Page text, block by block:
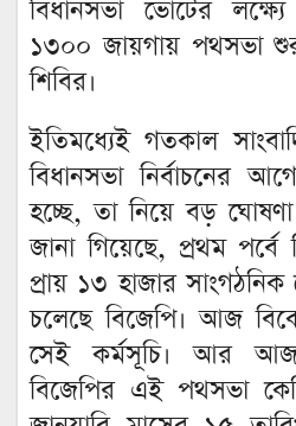
বিধানসভা ভোটের
১৩০০ জায়গায় পথসভা
শিবির।
ইতিমধ্যেই গতকাল
বিধানসভা নির্বাচনের
হচ্ছে, তা নিয়ে বড়
জানা গিয়েছে, প্রথম পর্বে
প্রায় ১৩ হাজার
চলেছে বিজেপি। আজ
সেই কর্মসূচি। আর
বিজেপির এই পথসভা